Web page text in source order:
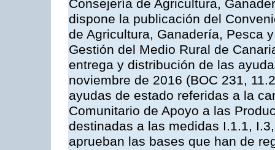
Consejería de Agricultura,
dispone la publicación del
de Agricultura, Ganadería, Pesca
Gestión del Medio Rural de
entrega y distribución de las
noviembre de 2016 (BOC 231,
ayudas de estado referidas a la
Comunitario de Apoyo a las
destinadas a las medidas I.1.1,
aprueban las bases que han de